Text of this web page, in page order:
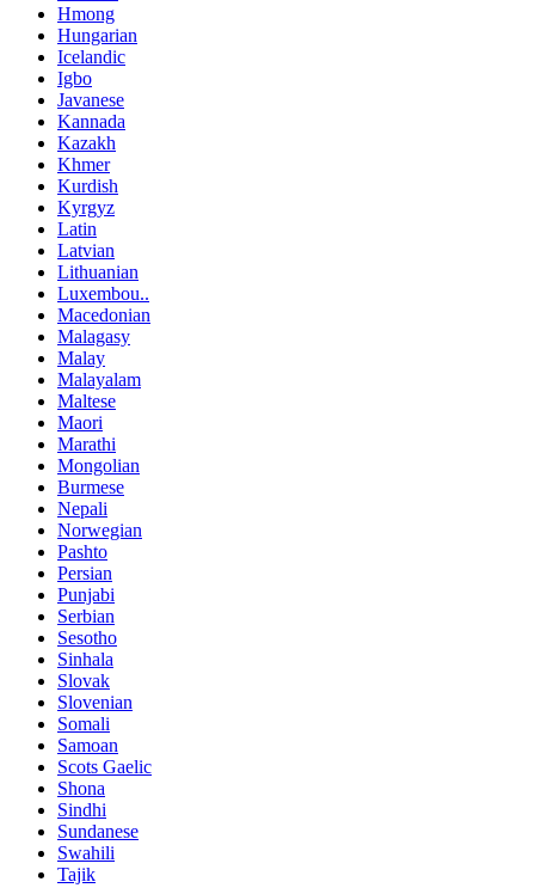
Hmong
Hungarian
Icelandic
Igbo
Javanese
Kannada
Kazakh
Khmer
Kurdish
Kyrgyz
Latin
Latvian
Lithuanian
Luxembou..
Macedonian
Malagasy
Malay
Malayalam
Maltese
Maori
Marathi
Mongolian
Burmese
Nepali
Norwegian
Pashto
Persian
Punjabi
Serbian
Sesotho
Sinhala
Slovak
Slovenian
Somali
Samoan
Scots Gaelic
Shona
Sindhi
Sundanese
Swahili
Tajik